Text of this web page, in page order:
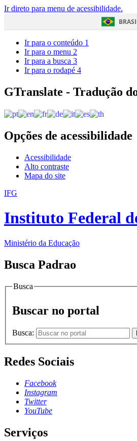
Ir direto para menu de acessibilidade.
Ir para o conteúdo 1
Ir para o menu 2
Ir para a busca 3
Ir para o rodapé 4
GTranslate - Tradução
Opções de acessibilidade
Acessibilidade
Alto contraste
Mapa do site
IFG
Instituto Federal
Ministério da Educação
Busca Padrao
Busca
Buscar no portal
Busca:
Redes Sociais
Facebook
Instagram
Twitter
YouTube
Serviços